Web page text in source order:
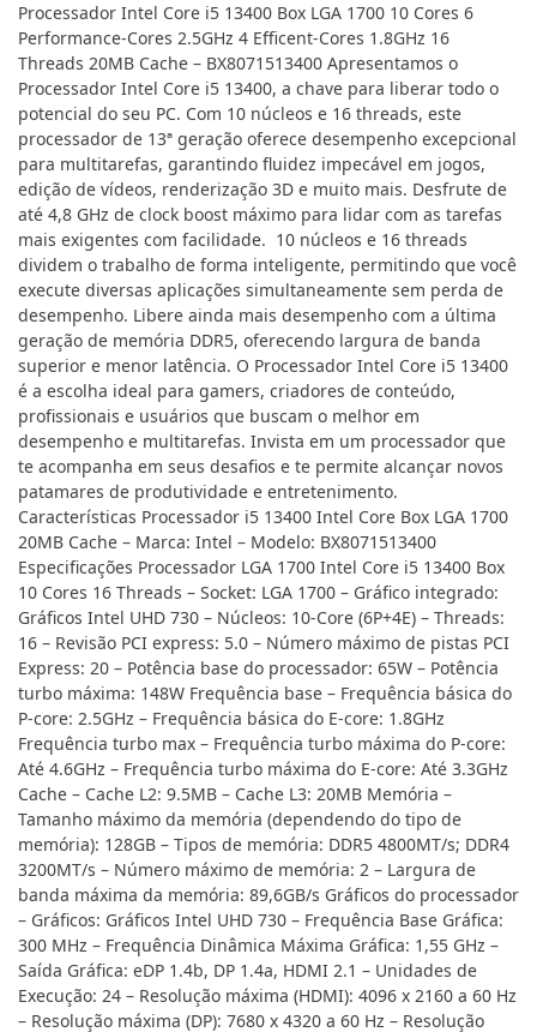
Processador Intel Core i5 13400 Box LGA 1700 10 Cores 6
Performance-Cores 2.5GHz 4 Efficent-Cores 1.8GHz 16
Threads 20MB Cache – BX8071513400 Apresentamos o
Processador Intel Core i5 13400, a chave para liberar todo o
potencial do seu PC. Com 10 núcleos e 16 threads, este
processador de 13ª geração oferece desempenho excepcional
para multitarefas, garantindo fluidez impecável em jogos,
edição de vídeos, renderização 3D e muito mais. Desfrute de
até 4,8 GHz de clock boost máximo para lidar com as tarefas
mais exigentes com facilidade. 10 núcleos e 16 threads
dividem o trabalho de forma inteligente, permitindo que você
execute diversas aplicações simultaneamente sem perda de
desempenho. Libere ainda mais desempenho com a última
geração de memória DDR5, oferecendo largura de banda
superior e menor latência. O Processador Intel Core i5 13400
é a escolha ideal para gamers, criadores de conteúdo,
profissionais e usuários que buscam o melhor em
desempenho e multitarefas. Invista em um processador que
te acompanha em seus desafios e te permite alcançar novos
patamares de produtividade e entretenimento.
Características Processador i5 13400 Intel Core Box LGA 1700
20MB Cache – Marca: Intel – Modelo: BX8071513400
Especificações Processador LGA 1700 Intel Core i5 13400 Box
10 Cores 16 Threads – Socket: LGA 1700 – Gráfico integrado:
Gráficos Intel UHD 730 – Núcleos: 10-Core (6P+4E) – Threads:
16 – Revisão PCI express: 5.0 – Número máximo de pistas PCI
Express: 20 – Potência base do processador: 65W – Potência
turbo máxima: 148W Frequência base – Frequência básica do
P-core: 2.5GHz – Frequência básica do E-core: 1.8GHz
Frequência turbo max – Frequência turbo máxima do P-core:
Até 4.6GHz – Frequência turbo máxima do E-core: Até 3.3GHz
Cache – Cache L2: 9.5MB – Cache L3: 20MB Memória –
Tamanho máximo da memória (dependendo do tipo de
memória): 128GB – Tipos de memória: DDR5 4800MT/s; DDR4
3200MT/s – Número máximo de memória: 2 – Largura de
banda máxima da memória: 89,6GB/s Gráficos do processador
– Gráficos: Gráficos Intel UHD 730 – Frequência Base Gráfica:
300 MHz – Frequência Dinâmica Máxima Gráfica: 1,55 GHz –
Saída Gráfica: eDP 1.4b, DP 1.4a, HDMI 2.1 – Unidades de
Execução: 24 – Resolução máxima (HDMI): 4096 x 2160 a 60 Hz
– Resolução máxima (DP): 7680 x 4320 a 60 Hz – Resolução